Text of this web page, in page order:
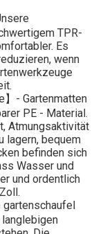
TPR-
Es
wenn
】- Gartenmatten
PE - Material.
Atmungsaktivität
lagern, bequem
befinden sich
Wasser und
und ordentlich
gartenschaufel